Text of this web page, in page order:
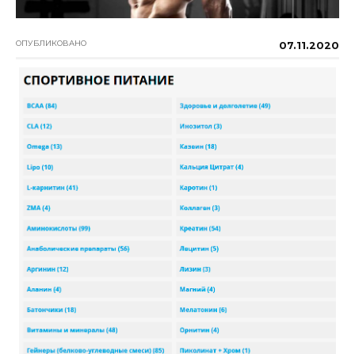
ОПУБЛИКОВАНО 07.11.2020